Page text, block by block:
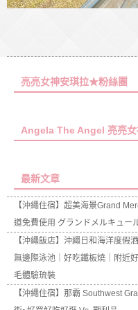
亮亮女神安琪拉★粉絲團
Angela The Angel 亮亮女
最新文章
【沖繩住宿】超美海景Grand
道免費使用 グランドメルキュー
【沖繩飯店】沖繩日和海洋度假
無邊際泳池｜好吃鐵板燒｜附近
毛體驗琉裝
【沖繩住宿】那霸 Southwest